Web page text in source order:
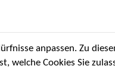
uns Aktuelles
anpassen. Zu
welche Cookies Sie